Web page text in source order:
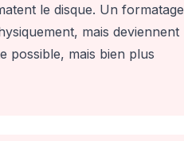
le disque. Un formatage
mais deviennent
possible, mais bien plus